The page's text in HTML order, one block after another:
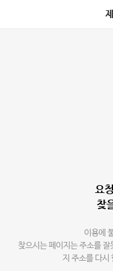
요
찾
이용에
찾으시는 페이지는 주소를 잘
지 주소를 다시